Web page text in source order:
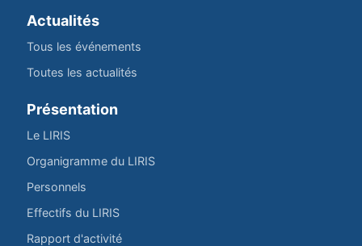
Actualités
Tous les événements
Toutes les actualités
Présentation
Le LIRIS
Organigramme du LIRIS
Personnels
Effectifs du LIRIS
Rapport d'activité